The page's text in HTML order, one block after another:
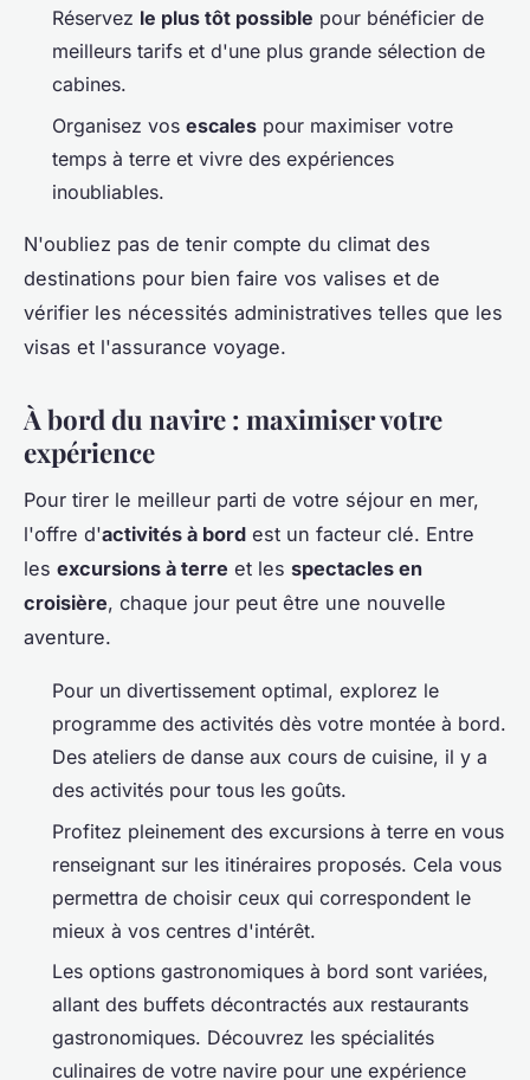
Réservez le plus tôt possible pour bénéficier de
meilleurs tarifs et d'une plus grande sélection de
cabines.
Organisez vos escales pour maximiser votre
temps à terre et vivre des expériences
inoubliables.
N'oubliez pas de tenir compte du climat des
destinations pour bien faire vos valises et de
vérifier les nécessités administratives telles que les
visas et l'assurance voyage.
À bord du navire : maximiser votre
expérience
Pour tirer le meilleur parti de votre séjour en mer,
l'offre d'activités à bord est un facteur clé. Entre
les excursions à terre et les spectacles en
croisière, chaque jour peut être une nouvelle
aventure.
Pour un divertissement optimal, explorez le
programme des activités dès votre montée à bord.
Des ateliers de danse aux cours de cuisine, il y a
des activités pour tous les goûts.
Profitez pleinement des excursions à terre en vous
renseignant sur les itinéraires proposés. Cela vous
permettra de choisir ceux qui correspondent le
mieux à vos centres d'intérêt.
Les options gastronomiques à bord sont variées,
allant des buffets décontractés aux restaurants
gastronomiques. Découvrez les spécialités
culinaires de votre navire pour une expérience